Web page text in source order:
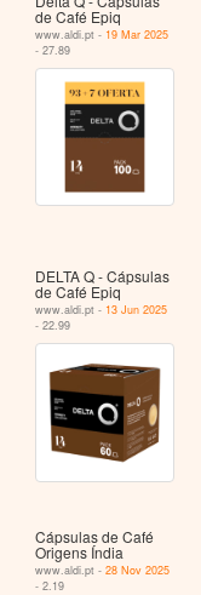
de Café Epiq
www.aldi.pt - 19 Mar 2025
- 27.89
DELTA Q - Cápsulas
de Café Epiq
www.aldi.pt - 13 Jun 2025
- 22.99
Cápsulas de Café
Origens Índia
www.aldi.pt -28 Nov 2025
- 2.19